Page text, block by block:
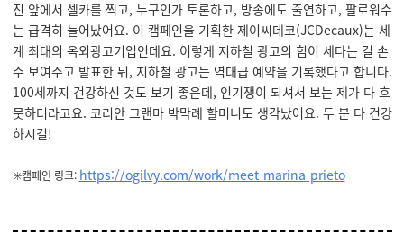
진 앞에서 셀카를 찍고, 누구인가 토론하고, 방송에도 출연하고, 팔로워수
는 급격히 늘어났어요. 이 캠페인을 기획한 제이씨데코(JCDecaux)는 세
계 최대의 옥외광고기업인데요. 이렇게 지하철 광고의 힘이 세다는 걸 손
수 보여주고 발표한 뒤, 지하철 광고는 역대급 예약을 기록했다고 합니다.
100세까지 건강하신 것도 보기 좋은데, 인기쟁이 되셔서 보는 제가 다 흐
뭇하더라고요. 코리안 그랜마 박막례 할머니도 생각났어요. 두 분 다 건강
하시길!
✳️캠페인 링크: https://ogilvy.com/work/meet-marina-prieto